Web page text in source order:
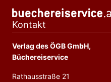
Kontakt
Verlag des ÖGB GmbH,
Büchereiservice
Rathausstraße 21